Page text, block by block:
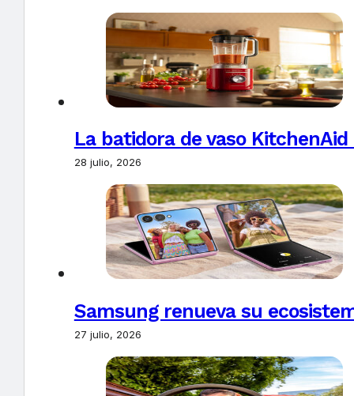
La batidora de vaso
28 julio, 2026
Samsung renueva su
27 julio, 2026